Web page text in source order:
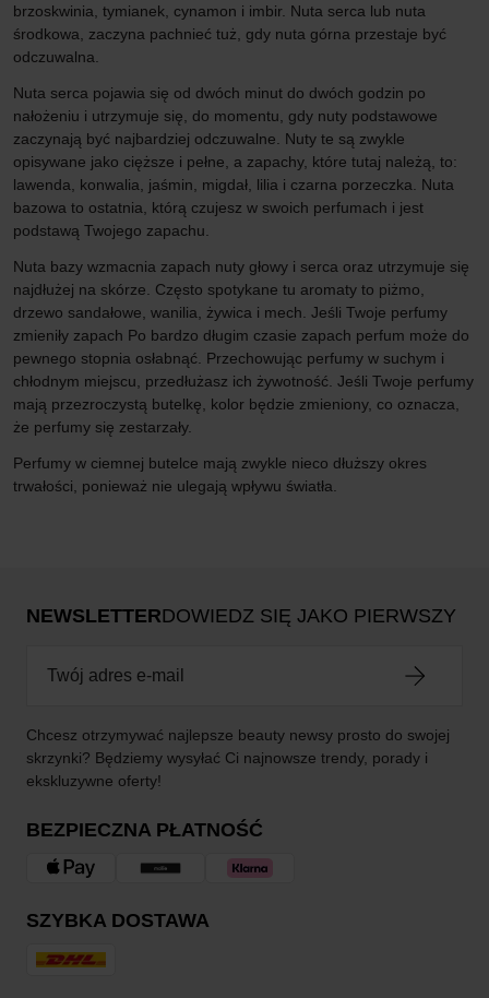
brzoskwinia, tymianek, cynamon i imbir. Nuta serca lub nuta
środkowa, zaczyna pachnieć tuż, gdy nuta górna przestaje być
odczuwalna.
Nuta serca pojawia się od dwóch minut do dwóch godzin po
nałożeniu i utrzymuje się, do momentu, gdy nuty podstawowe
zaczynają być najbardziej odczuwalne. Nuty te są zwykle
opisywane jako cięższe i pełne, a zapachy, które tutaj należą, to:
lawenda, konwalia, jaśmin, migdał, lilia i czarna porzeczka. Nuta
bazowa to ostatnia, którą czujesz w swoich perfumach i jest
podstawą Twojego zapachu.
Nuta bazy wzmacnia zapach nuty głowy i serca oraz utrzymuje się
najdłużej na skórze. Często spotykane tu aromaty to piżmo,
drzewo sandałowe, wanilia, żywica i mech. Jeśli Twoje perfumy
zmieniły zapach Po bardzo długim czasie zapach perfum może do
pewnego stopnia osłabnąć. Przechowując perfumy w suchym i
chłodnym miejscu, przedłużasz ich żywotność. Jeśli Twoje perfumy
mają przezroczystą butelkę, kolor będzie zmieniony, co oznacza,
że perfumy się zestarzały.
Perfumy w ciemnej butelce mają zwykle nieco dłuższy okres
trwałości, ponieważ nie ulegają wpływu światła.
NEWSLETTERDOWIEDZ SIĘ JAKO PIERWSZY
Chcesz otrzymywać najlepsze beauty newsy prosto do swojej
skrzynki? Będziemy wysyłać Ci najnowsze trendy, porady i
ekskluzywne oferty!
BEZPIECZNA PŁATNOŚĆ
SZYBKA DOSTAWA